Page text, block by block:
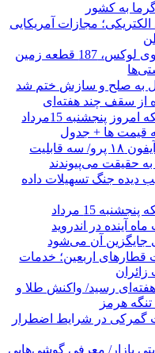
به کشور
مجازات آمریکایی
توقیف 86خودروی لوکس، 187 قطعه زمین
از سقف چند هفته‌ای
قیمت طلا و سکه امروز پنجشنبه 15مرداد
تحول بزرگ در آیفون ۱۸ پرو/ سه قابلیت
به حقیقت می‌پیوندند
دیده جنگ تسهیلات داده
15 مرداد
آینده در اندروید
جایگزین آن می‌شود
اربعین؛ خدمات
زائران
رسید/ واکنش طلا و
هرمز
گمرکی در شرایط اضطرار
۱ ترابایتی بازار/ معرفی گوشی‌هایی